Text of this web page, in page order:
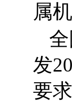
属
发
要